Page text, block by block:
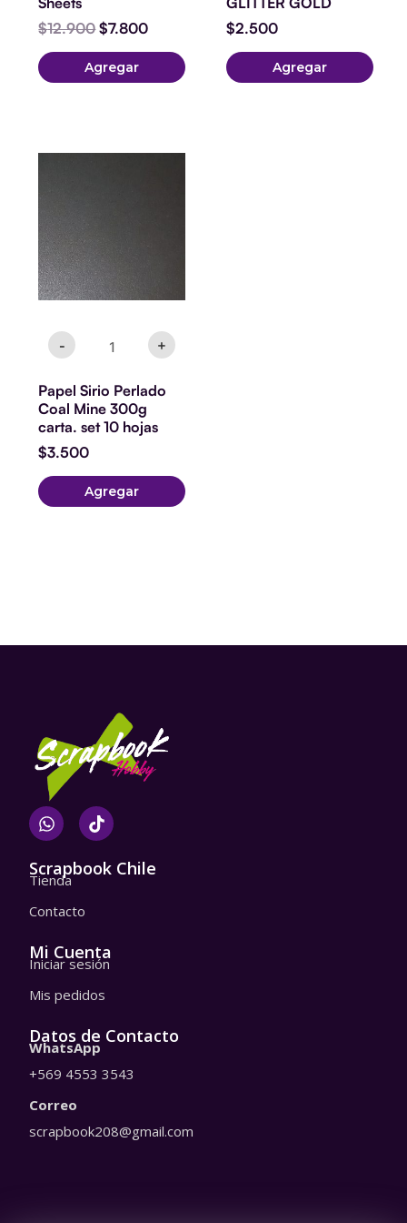
$12.900 $7.800
Agregar
$2.500
Agregar
-
Papel
300g
carta.
set
10
hojas
+
Papel Sirio Perlado
Coal Mine 300g
carta. set 10 hojas
$3.500
Agregar
W
h
t
s
p
T
i
t
Scrapbook Chile
Tienda
Contacto
Mi Cuenta
Iniciar sesión
Mis pedidos
Datos de Contacto
WhatsApp
+569 4553 3543
Correo
scrapbook208@gmail.com